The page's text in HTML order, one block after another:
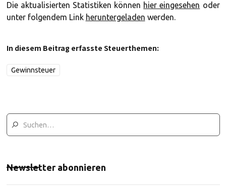
Die aktualisierten Statistiken können hier eingesehen oder
unter folgendem Link heruntergeladen werden.
In diesem Beitrag erfasste Steuerthemen:
Gewinnsteuer
Newsletter abonnieren